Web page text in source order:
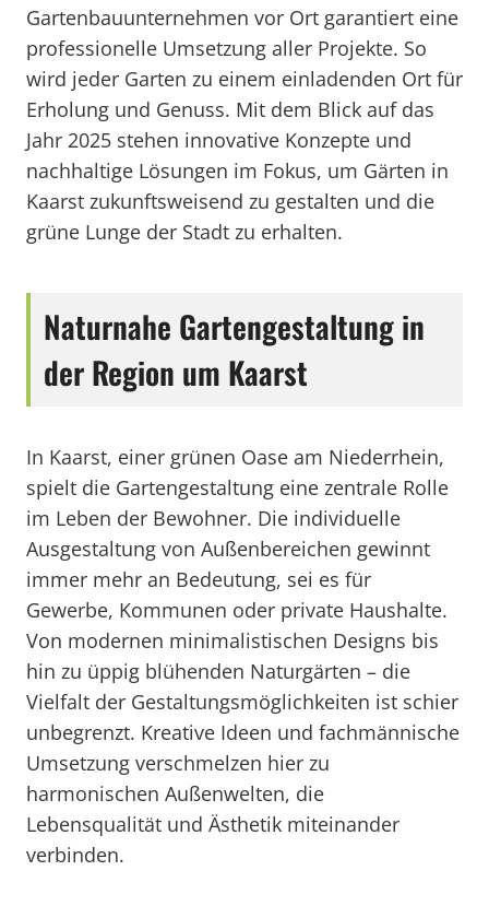
Gartenbauunternehmen vor Ort garantiert eine
professionelle Umsetzung aller Projekte. So
wird jeder Garten zu einem einladenden Ort für
Erholung und Genuss. Mit dem Blick auf das
Jahr 2025 stehen innovative Konzepte und
nachhaltige Lösungen im Fokus, um Gärten in
Kaarst zukunftsweisend zu gestalten und die
grüne Lunge der Stadt zu erhalten.
Naturnahe Gartengestaltung in
der Region um Kaarst
In Kaarst, einer grünen Oase am Niederrhein,
spielt die Gartengestaltung eine zentrale Rolle
im Leben der Bewohner. Die individuelle
Ausgestaltung von Außenbereichen gewinnt
immer mehr an Bedeutung, sei es für
Gewerbe, Kommunen oder private Haushalte.
Von modernen minimalistischen Designs bis
hin zu üppig blühenden Naturgärten – die
Vielfalt der Gestaltungsmöglichkeiten ist schier
unbegrenzt. Kreative Ideen und fachmännische
Umsetzung verschmelzen hier zu
harmonischen Außenwelten, die
Lebensqualität und Ästhetik miteinander
verbinden.